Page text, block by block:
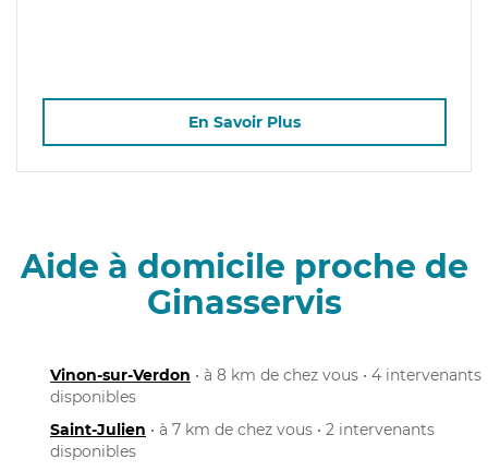
En Savoir Plus
Aide à domicile proche de
Ginasservis
Vinon-sur-Verdon • à 8 km de chez vous • 4 intervenants
disponibles
Saint-Julien • à 7 km de chez vous • 2 intervenants
disponibles